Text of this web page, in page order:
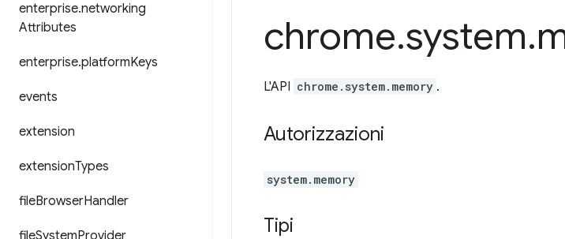
enterprise.networking
Attributes
enterprise.platformKeys
events
extension
extensionTypes
fileBrowserHandler
fileSystemProvider
chrome.system.
L'API chrome.system.memory .
Autorizzazioni
system.memory
Tipi